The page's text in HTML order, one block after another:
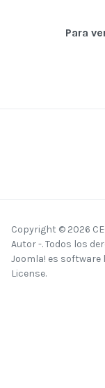
Para
Copyright © 2026
Autor -. Todos los
Joomla! es software
License.